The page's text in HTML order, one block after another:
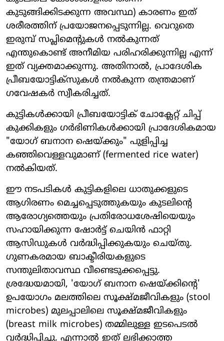
കുടുങ്ങിക്കിടക്കുന്ന അവസ്ഥ) കാരണം ഇത്
ശരീരത്തിന് പ്രയോജനപ്പെടുന്നില്ല. വെറുതെ
ഇരുമ്പ് സപ്ലിമെന്റുകൾ നൽകുന്നത്
എന്തുകൊണ്ട് അനീമിയ പരിഹരിക്കുന്നില്ല എന്ന്
ഇത് വ്യക്തമാക്കുന്നു. അതിനാൽ, പ്രാദേശിക
പ്രീബയോട്ടിക്സുകൾ നൽകുന്ന തന്ത്രമാണ്
ഗവേഷകർ സ്വീകരിച്ചത്.
കുട്ടികൾക്കായി പ്രീബയോട്ടിക് ചോക്ലേറ്റ് ചിപ്പ്
കുക്കികളും ഗർഭിണികൾക്കായി പ്രാദേശികമായ
"യോഗ് ബനാന ഷെയ്ക്കും" പുളിപ്പിച്ച
കഞ്ഞിവെള്ളവുമാണ് (fermented rice water)
നൽകിയത്.
ഈ നടപടികൾ കുട്ടികളിലെ ധാതുക്കളുടെ
ആഗിരണം മെച്ചപ്പെടുത്തുകയും കുടലിന്റെ
ആരോഗ്യത്തെയും പ്രതിരോധശേഷിയെയും
സഹായിക്കുന്ന ഷോർട്ട് ചെയിൻ ഫാറ്റി
ആസിഡുകൾ വർദ്ധിപ്പിക്കുകയും ചെയ്തു.
ഗുണകരമായ ബാക്ടീരിയകളുടെ
സന്തുലിതാവസ്ഥ വീണ്ടെടുക്കപ്പെട്ടു.
ശ്രദ്ധേയമായി, 'യോഗ് ബനാന ഷെയ്ക്കിന്റെ'
ഉപയോഗം മലത്തിലെ സൂക്ഷ്മജീവികളും (stool
microbes) മുലപ്പാലിലെ സൂക്ഷ്മജീവികളും
(breast milk microbes) തമ്മിലുള്ള ഇടപെടൽ
വർദ്ധിപ്പിച്ചു. എന്നാൽ ഇത് ലഭിക്കാത്ത